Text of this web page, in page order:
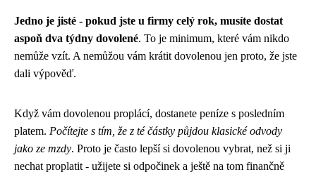
Jedno je jisté - pokud jste u firmy celý rok, musíte dostat
aspoň dva týdny dovolené. To je minimum, které vám nikdo
nemůže vzít. A nemůžou vám krátit dovolenou jen proto, že jste
dali výpověď.
Když vám dovolenou proplácí, dostanete peníze s posledním
platem. Počítejte s tím, že z té částky půjdou klasické odvody
jako ze mzdy. Proto je často lepší si dovolenou vybrat, než si ji
nechat proplatit - užijete si odpočinek a ještě na tom finančně